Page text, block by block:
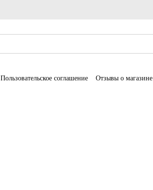
Пользовательское соглашение Отзывы о магазине